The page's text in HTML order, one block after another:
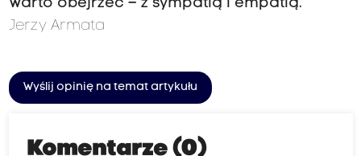
Warto obejrzeć – z sympatią i empatią.
Jerzy Armata
Wyślij opinię na temat artykułu
Komentarze (0)